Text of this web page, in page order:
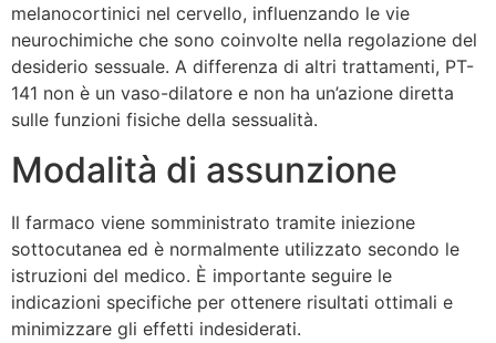
melanocortinici nel cervello, influenzando le vie
neurochimiche che sono coinvolte nella regolazione del
desiderio sessuale. A differenza di altri trattamenti, PT-
141 non è un vaso-dilatore e non ha un’azione diretta
sulle funzioni fisiche della sessualità.
Modalità di assunzione
Il farmaco viene somministrato tramite iniezione
sottocutanea ed è normalmente utilizzato secondo le
istruzioni del medico. È importante seguire le
indicazioni specifiche per ottenere risultati ottimali e
minimizzare gli effetti indesiderati.